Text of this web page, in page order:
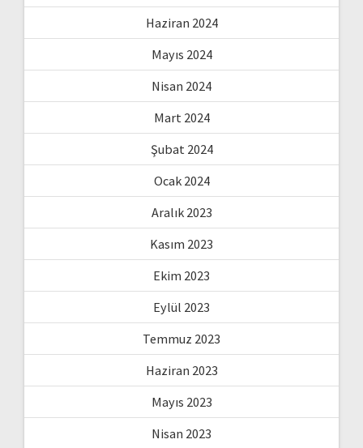
Haziran 2024
Mayıs 2024
Nisan 2024
Mart 2024
Şubat 2024
Ocak 2024
Aralık 2023
Kasım 2023
Ekim 2023
Eylül 2023
Temmuz 2023
Haziran 2023
Mayıs 2023
Nisan 2023